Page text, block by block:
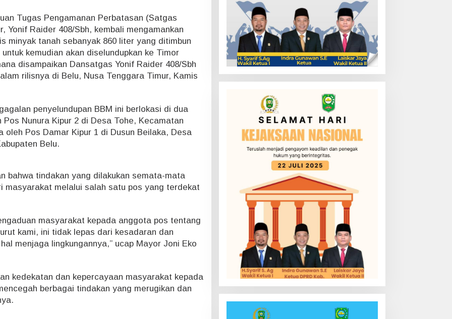
Tugas Pengamanan Perbatasan (Satgas
Yonif Raider 408/Sbh, kembali mengamankan
minyak tanah sebanyak 860 liter yang ditimbun
kemudian akan diselundupkan ke Timor
disampaikan Dansatgas Yonif Raider 408/Sbh
rilisnya di Belu, Nusa Tenggara Timur, Kamis
penyelundupan BBM ini berlokasi di dua
Nunura Kipur 2 di Desa Tohe, Kecamatan
oleh Pos Damar Kipur 1 di Dusun Beilaka, Desa
Belu.
bahwa tindakan yang dilakukan semata-mata
masyarakat melalui salah satu pos yang terdekat
masyarakat kepada anggota pos tentang
kami, ini tidak lepas dari kesadaran dan
menjaga lingkungannya,” ucap Mayor Joni Eko
kedekatan dan kepercayaan masyarakat kepada
berbagai tindakan yang merugikan dan